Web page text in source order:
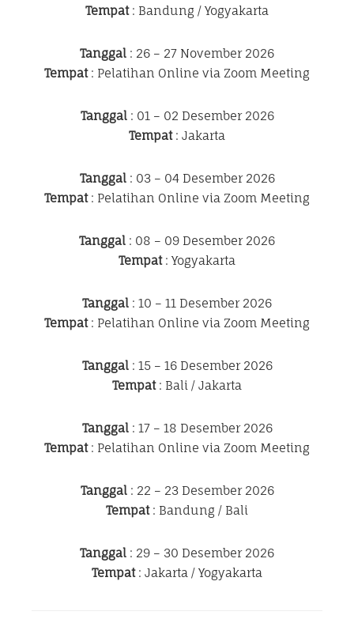
Tempat: Bandung / Yogyakarta
Tanggal : 26 – 27 November 2026
Tempat: Pelatihan Online via Zoom Meeting
Tanggal: 01 – 02 Desember 2026
Tempat: Jakarta
Tanggal: 03 – 04 Desember 2026
Tempat: Pelatihan Online via Zoom Meeting
Tanggal : 08 – 09 Desember 2026
Tempat: Yogyakarta
Tanggal : 10 – 11 Desember 2026
Tempat: Pelatihan Online via Zoom Meeting
Tanggal: 15 – 16 Desember 2026
Tempat: Bali / Jakarta
Tanggal: 17 – 18 Desember 2026
Tempat: Pelatihan Online via Zoom Meeting
Tanggal: 22 – 23 Desember 2026
Tempat: Bandung / Bali
Tanggal : 29 – 30 Desember 2026
Tempat: Jakarta / Yogyakarta